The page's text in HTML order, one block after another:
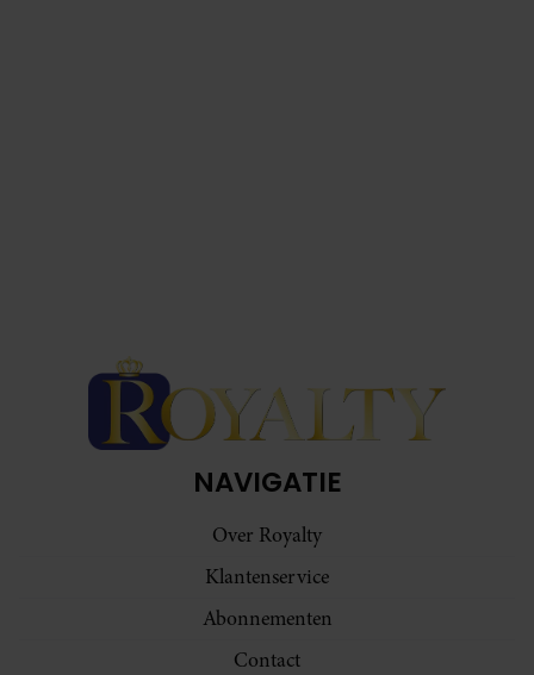
NAVIGATIE
Over Royalty
Klantenservice
Abonnementen
Contact